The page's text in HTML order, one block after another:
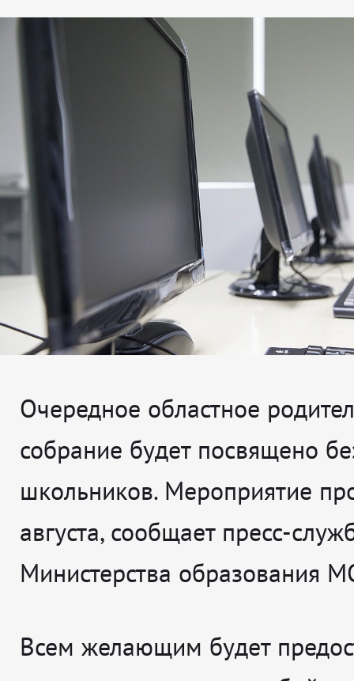
Очередное областное
собрание будет посвящено
школьников. Мероприятие
августа, сообщает пресс-
Министерства образования
Всем желающим будет